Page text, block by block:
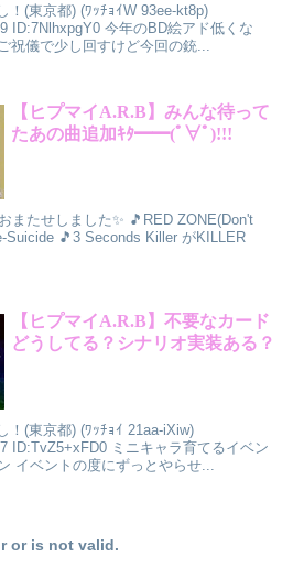
！(東京都) (ﾜｯﾁｮｲW 93ee-kt8p)
ID:7NlhxpgY0 今年のBD絵アド低くな
祝儀で少し回すけど今回の銃...
【ヒプマイA.R.B】みんな待って
たあの曲追加ｷﾀ━━(ﾟ∀ﾟ)!!!
またせしました✨ 🎵RED ZONE(Don't
Suicide 🎵3 Seconds Killer がKILLER
【ヒプマイA.R.B】不要なカード
どうしてる？シナリオ実装ある？
！(東京都) (ﾜｯﾁｮｲ 21aa-iXiw)
ID:TvZ5+xFD0 ミニキャラ育てるイベン
イベントの度にずっとやらせ...
or is not valid.